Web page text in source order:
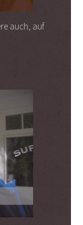
auch, auf